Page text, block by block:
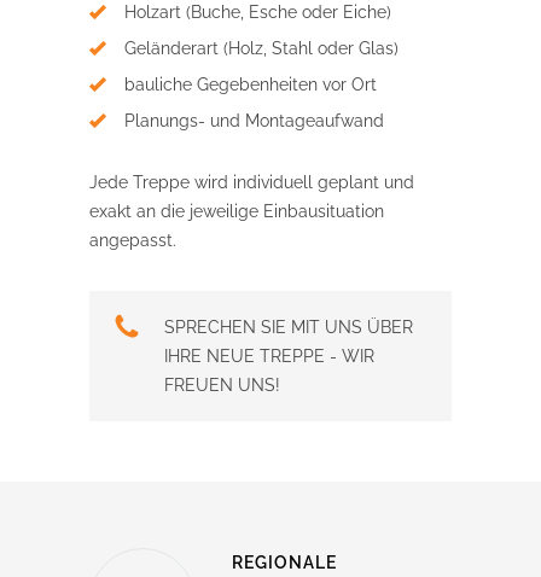
Holzart (Buche, Esche oder Eiche)
Geländerart (Holz, Stahl oder Glas)
bauliche Gegebenheiten vor Ort
Planungs- und Montageaufwand
Jede Treppe wird individuell geplant und
exakt an die jeweilige Einbausituation
angepasst.
SPRECHEN SIE MIT UNS ÜBER
IHRE NEUE TREPPE - WIR
FREUEN UNS!
REGIONALE